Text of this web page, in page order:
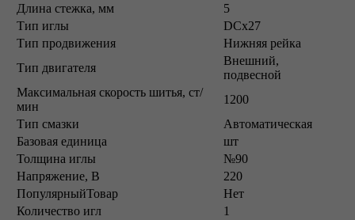
Длина стежка, мм
5
Тип иглы
DCx27
Тип продвижения
Нижняя рейка
Тип двигателя
Внешний,
подвесной
Максимальная скорость шитья, ст/
мин
1200
Тип смазки
Автоматическая
Базовая единица
шт
Толщина иглы
№90
Напряжение, В
220
ПопулярныйТовар
Нет
Количество игл
1